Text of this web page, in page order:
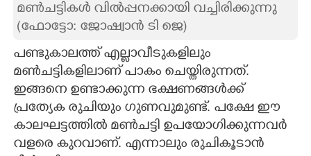
CARTOONS
LITERATURE
ZOOM
CONTACT US
മൺചട്ടികൾ വിൽപ്പനക്കായി വച്ചിരിക്കുന്നു
(ഫോട്ടോ: ജോഷ്വാൻ ടി ജെ)
പണ്ടുകാലത്ത് എല്ലാവീടുകളിലും
മൺചട്ടികളിലാണ് പാകം ചെയ്തിരുന്നത്.
ഇങ്ങനെ ഉണ്ടാക്കുന്ന ഭക്ഷണങ്ങൾക്ക്
പ്രത്യേക രുചിയും ഗുണവുമുണ്ട്. പക്ഷേ ഈ
കാലഘട്ടത്തിൽ മൺചട്ടി ഉപയോഗിക്കുന്നവർ
വളരെ കുറവാണ്. എന്നാലും രുചികൂടാൻ